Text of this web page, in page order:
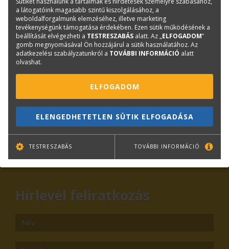
Cikkszám:
CAD_SUP-0293
Márka:
TERC
Kérdése van?
Plotter értékesítés
Központi elérhetőségek
Hírlevél feliratkozás
a látogatóink magasabb szintű kiszolgálásához, a
weboldalforgalmunk elemzéséhez, illetve marketing
tevékenységünk támogatása érdekében. Ezen sütik működésének a
beállítását elvégezheti a TESTRESZABÁS alatt. Az „ELFOGADOM”
gomb megnyomásával Ön hozzájárul a sütik használatához. Az
adatkezelési szabályzatunkról a TOVÁBBI INFORMÁCIÓ alatt
olvashat.
ELFOGADOM
ELENGEDHETETLEN SÜTIK ELFOGADÁSA
TESTRESZABÁS TOVÁBBI INFORMÁCIÓ